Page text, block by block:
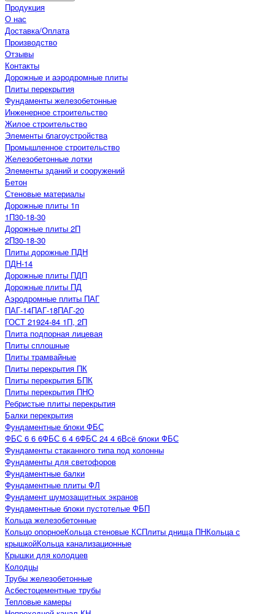
Продукция
О нас
Доставка/Оплата
Производство
Отзывы
Контакты
Дорожные и аэродромные плиты
Плиты перекрытия
Фундаменты железобетонные
Инженерное строительство
Жилое строительство
Элементы благоустройства
Промышленное строительство
Железобетонные лотки
Элементы зданий и сооружений
Бетон
Стеновые материалы
Дорожные плиты 1п
1П30-18-30
Дорожные плиты 2П
2П30-18-30
Плиты дорожные ПДН
ПДН-14
Дорожные плиты ПДП
Дорожные плиты ПД
Аэродромные плиты ПАГ
ПАГ-14ПАГ-18ПАГ-20
ГОСТ 21924-84 1П, 2П
Плита подпорная лицевая
Плиты сплошные
Плиты трамвайные
Плиты перекрытия ПК
Плиты перекрытия БПК
Плиты перекрытия ПНО
Ребристые плиты перекрытия
Балки перекрытия
Фундаментные блоки ФБС
ФБС 6 6 6ФБС 6 4 6ФБС 24 4 6Всё блоки ФБС
Фундаменты стаканного типа под колонны
Фундаменты для светофоров
Фундаментные балки
Фундаментные плиты ФЛ
Фундамент шумозащитных экранов
Фундаментные блоки пустотелые ФБП
Кольца железобетонные
Кольцо опорноеКольца стеновые КСПлиты днища ПНКольца с
крышкойКольца канализационные
Крышки для колодцев
Колодцы
Трубы железобетонные
Асбестоцементные трубы
Тепловые камеры